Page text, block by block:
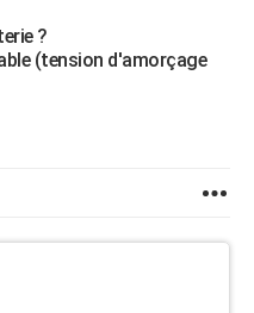
?
(tension d'amorçage